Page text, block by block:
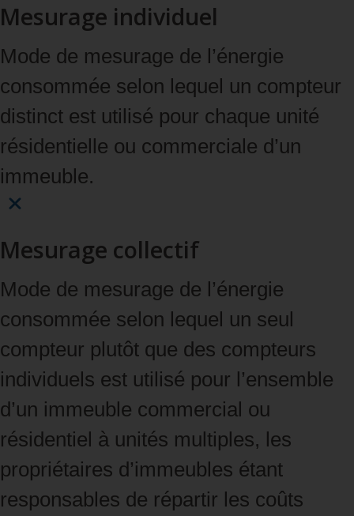
Mesurage individuel
Mode de mesurage de l’énergie
consommée selon lequel un compteur
distinct est utilisé pour chaque unité
résidentielle ou commerciale d’un
immeuble.
Mesurage collectif
Mode de mesurage de l’énergie
consommée selon lequel un seul
compteur plutôt que des compteurs
individuels est utilisé pour l’ensemble
d’un immeuble commercial ou
résidentiel à unités multiples, les
propriétaires d’immeubles étant
responsables de répartir les coûts